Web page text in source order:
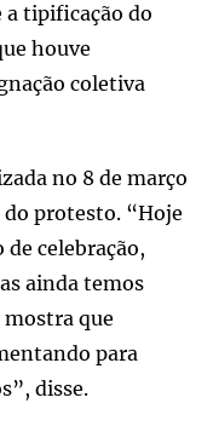
a tipificação do
houve
coletiva
no 8 de março
protesto. “Hoje
celebração,
ainda temos
que
para
disse.